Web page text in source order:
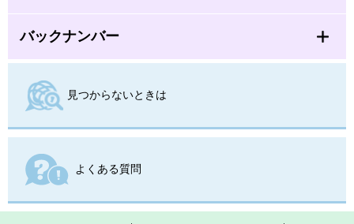
バックナンバー
見つからないときは
よくある質問